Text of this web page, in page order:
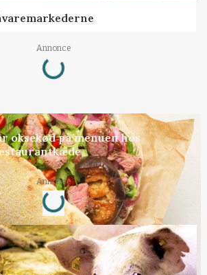
Annonce
Loading...
oksekød på menuen hos
Annonce
Loading...